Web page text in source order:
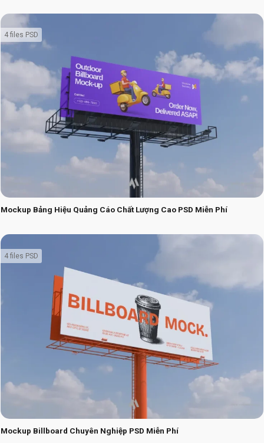
Mockup Bảng Hiệu Quảng Cáo Chất Lượng Cao PSD Miễn Phí
4 files PSD
Mockup Billboard Chuyên Nghiệp PSD Miễn Phí
4 files PSD